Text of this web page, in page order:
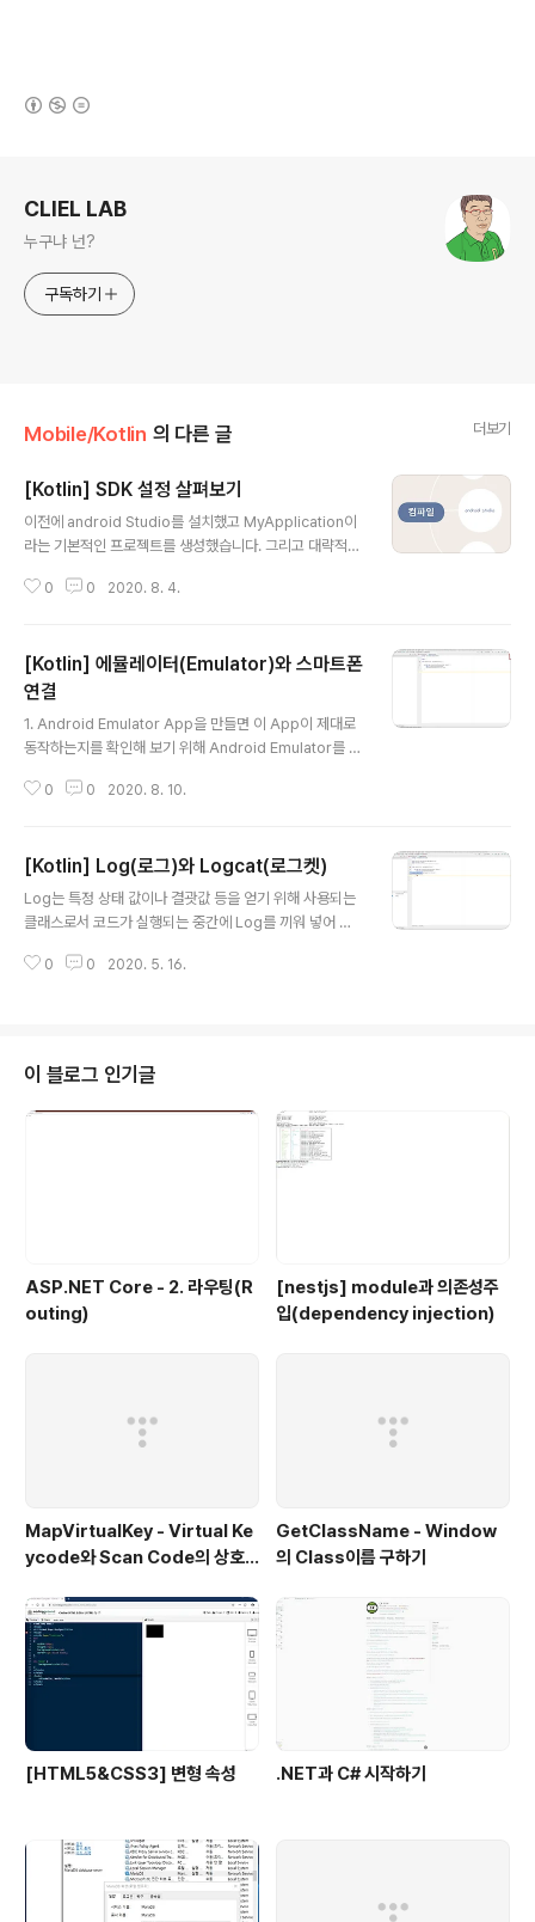
CLIEL LAB
누구냐 넌?
구독하기
Mobile/Kotlin 의 다른 글 더보기
[Kotlin] SDK 설정 살펴보기
이전에 android Studio를 설치했고 MyApplication이
라는 기본적인 프로젝트를 생성했습니다. 그리고 대략적으
을 개발하고 실행하기 위한 필수요소인 Android SDK의
ware 개발에 필요한 컴파일러, 디버깅, API 등 여러 가지
등을 묶어놓은 패키지라 할 수 있습니다. 우리가 Android
개발을 위해 Android Studio를 설치했는데 이 Android
Studio는 엄밀히 말하면 Android SDK를 이용하여 개발
개발을 제공해 주지 않습니다...
0 0 2020. 8. 4.
[Kotlin] 에뮬레이터(Emulator)와 스마트폰
연결
1. Android Emulator App을 만들면 이 App이 제대로
동작하는지를 확인해 보기 위해 Android Emulator를 사
해 구동해 보는 것이죠. Android Studio상단의 툴바를
다. 'Create Virtual Device'버튼을 눌러줍니다. 기본적
으로 픽셀2 스마트폰이 선택되어 있습니다. 다른 걸 선택
해도 되지만 일단은 선택된 그대로 놔둔 채 Next버튼을 누
tem image가 나열됩니다. 상단 탭에서 x86 images를
0 0 2020. 8. 10.
[Kotlin] Log(로그)와 Logcat(로그켓)
Log는 특정 상태 값이나 결괏값 등을 얻기 위해 사용되는
클래스로서 코드가 실행되는 중간에 Log를 끼워 넣어 원
이런 로그를 확인하기 위한 도구입니다. Log를 사용하기
Enter'라는 메시지가 보이게 됩니다. 이는 Log클래스가 I
mport 되지 않았기 때문인데 안내에 따라 Alt + Enter키
를 눌러 Import 시켜주면 됩니다. Log를 입력한 다음 아
래와 같이 원하는 함수를 호출하여 Log를 남길 수 있습니
다. 예제에서 사용된 함수 d는 debug를 뜻..
0 0 2020. 5. 16.
이 블로그 인기글
ASP.NET Core - 2. 라우팅(R
outing)
[nestjs] module과 의존성주
입(dependency injection)
MapVirtualKey - Virtual Ke
ycode와 Scan Code의 상호
GetClassName - Window
의 Class이름 구하기
[HTML5&CSS3] 변형 속성 .NET과 C# 시작하기